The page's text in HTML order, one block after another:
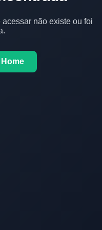
não existe ou foi